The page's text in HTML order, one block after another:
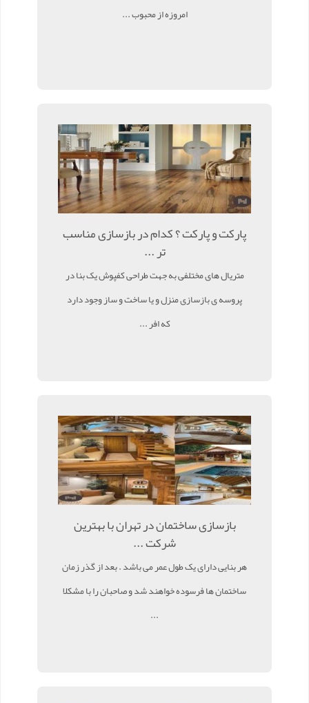
امروزه از محبوب ...
پارکت و پارکت ؟ کدام در بازسازی مناسب
تر ...
متریال های مختلفی به جهت طراحی کفپوش یک بنا در
پروسه ی بازسازی منزل و یا ساخت و ساز وجود دارد
که افر ...
بازسازی ساختمان در تهران با بهترین
شرکت ...
هر بنایی دارای یک طول عمر می باشد . بعد از گذر زمان
ساختمان ها فرسوده خواهند شد و صاحبان را با مشکلا
...